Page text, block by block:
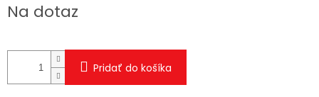
cena:
Na dotaz
Pridať do košíka